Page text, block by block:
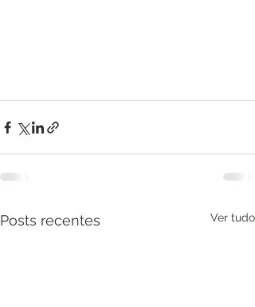
Posts recentes Ver tudo